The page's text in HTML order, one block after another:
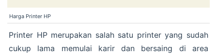
Harga Printer HP
Printer HP merupakan salah satu printer yang sudah
cukup lama memulai karir dan bersaing di area